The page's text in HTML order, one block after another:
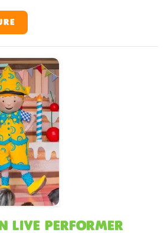
op andere (internationale)
En ben je op zoek naar
live performer